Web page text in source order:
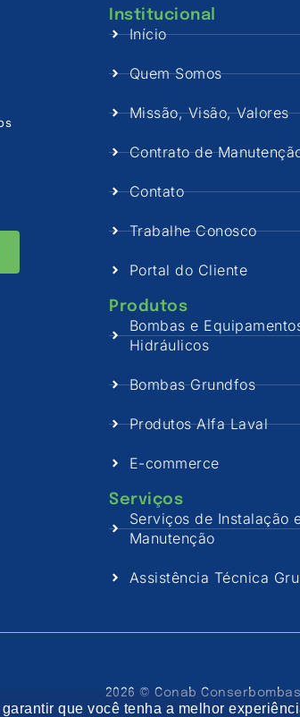
Institucional
Início
Quem Somos
Missão, Visão, Valores
Contrato de
Contato
Trabalhe Conosco
Portal do Cliente
Produtos
Bombas e
Hidráulicos
Bombas Grundfos
Produtos Alfa Laval
E-commerce
Serviços
Serviços de Instalação
Manutenção
Assistência Técnica
2026 © Conab
que você tenha a melhor